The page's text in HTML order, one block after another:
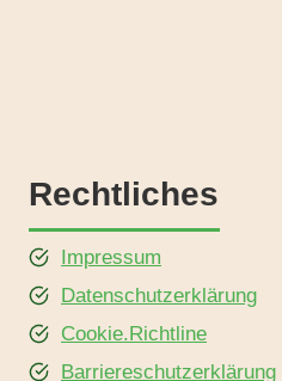
Rechtliches
Impressum
Datenschutzerklärung
Cookie.Richtline
Barriereschutzerklärung